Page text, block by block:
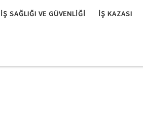
İŞ SAĞLIĞI VE GÜVENLIĞI İŞ KAZASI